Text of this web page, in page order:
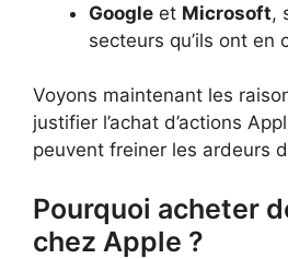
Google et Microsoft,
secteurs qu’ils ont en
Voyons maintenant les
justifier l’achat d’actions
peuvent freiner les ardeurs
Pourquoi acheter
chez Apple ?